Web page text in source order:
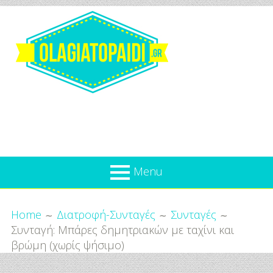
content
Menu
Για
το
Παιδί
Επικαιρότητα
Προσφορές
Home Διατροφή-Συνταγές
Συνταγές
Συνταγή: Μπάρες δημητριακών με ταχίνι και
βρώμη (χωρίς ψήσιμο)